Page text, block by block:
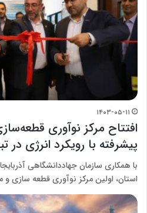
۱۴۰۳-۰۵-۱۱
افتتاح مرکز نوآوری
پیشرفته با رویکرد انرژی در
با همکاری سازمان جهاددانشگاهی
استان، اولین مرکز نوآوری قطعه سازی